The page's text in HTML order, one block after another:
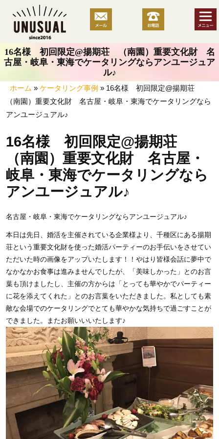
ツ
へ
16名様 初回限定@揚期荘 （南園）重要文化財 名
古屋・岐阜・東海でケータリングならアンユージュア
ル♪
ホーム » ケータリング事例 » 16名様 初回限定@揚期荘
（南園）重要文化財 名古屋・岐阜・東海でケータリングなら
アンユージュアル♪
16名様 初回限定@揚期荘
（南園）重要文化財 名古屋・
岐阜・東海でケータリングなら
アンユージュアル♪
名古屋・岐阜・東海でケータリングならアンユージュアル♪
本日は先日、婚活を主催されている企業様より、千種区にある揚期
荘という重要文化財を使った婚活パーティーのお手伝いをさせてい
ただいた時の画像をアップいたします！！やはり皆様会話に夢中で
なかなかお食事は進みませんでしたが、「美味しかった」とのお言
葉も頂けましたし、主催の方からは「とっても華やかでパーティー
に花を添えてくれた」とのお言葉をいただきました。私としても素
敵な会場でのケータリングでとても華やかな気持ちで過ごすことが
できました。またお願いいいたします♪